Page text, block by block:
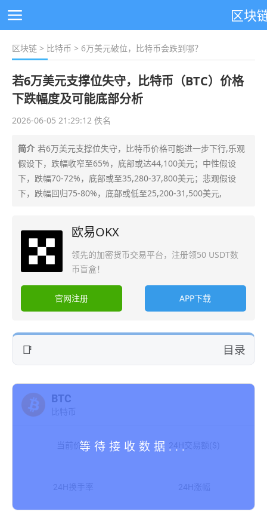
区块
区块链 > 比特币 > 6万美元破位，比特币会跌到哪？
若6万美元支撑位失守，比特币（BTC）价格
下跌幅度及可能底部分析
2026-06-05 21:29:12 佚名
简介 若6万美元支撑位失守，比特币价格可能进一步下行,乐观
假设下，跌幅收窄至65%，底部或达44,100美元；中性假设
下，跌幅70-72%，底部或至35,280-37,800美元；悲观假设
下，跌幅回归75-80%，底部或低至25,200-31,500美元,
欧易OKX
领先的加密货币交易平台，注册领50 USDT数
币盲盒！
官网注册 APP下载
目录
BTC
比特币
当前价格 24H交易额($)
24H换手率 24H涨幅